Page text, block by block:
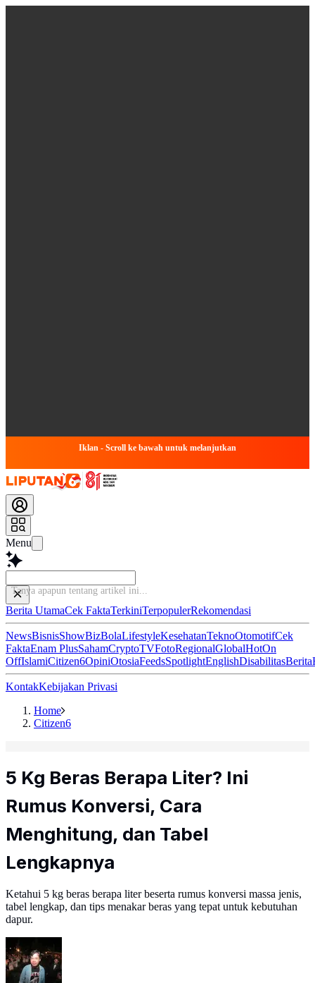
Iklan - Scroll ke bawah untuk melanjutkan
Menu
Ba
Berita UtamaCek FaktaTerkiniTerpopulerRekomendasi
NewsBisnisShowBizBolaLifestyleKesehatanTeknoOtomotifCek
FaktaEnam PlusSahamCryptoTVFotoRegionalGlobalHotOn
OffIslamiCitizen6OpiniOtosiaFeedsSpotlightEnglishDisabilitasBerita
KontakKebijakan Privasi
Home
Citizen6
5 Kg Beras Berapa Liter? Ini
Rumus Konversi, Cara
Menghitung, dan Tabel
Lengkapnya
Ketahui 5 kg beras berapa liter beserta rumus konversi massa jenis,
tabel lengkap, dan tips menakar beras yang tepat untuk kebutuhan
dapur.